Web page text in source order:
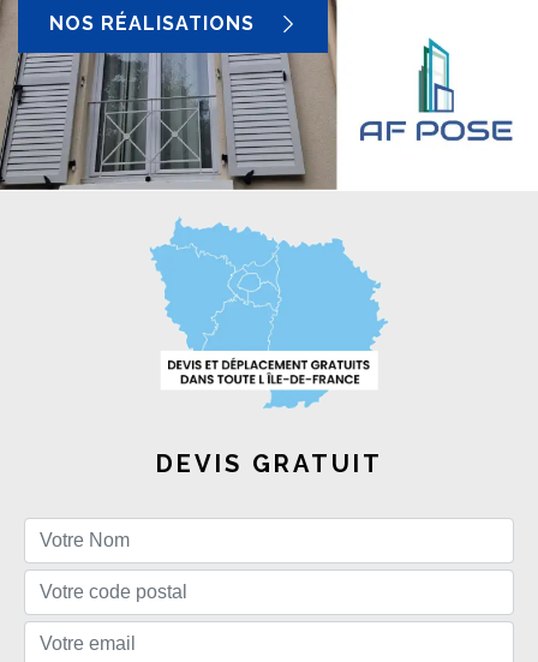
NOS RÉALISATIONS
DEVIS GRATUIT